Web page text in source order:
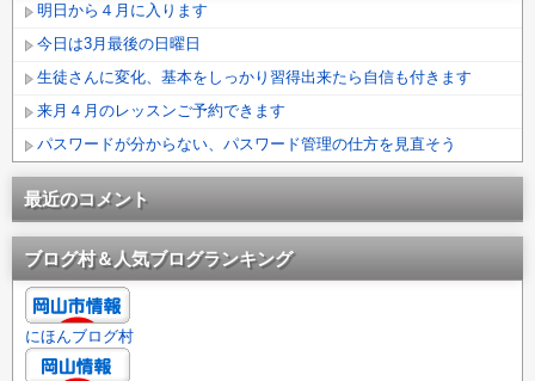
明日から４月に入ります
今日は3月最後の日曜日
生徒さんに変化、基本をしっかり習得出来たら自信も付きます
来月４月のレッスンご予約できます
パスワードが分からない、パスワード管理の仕方を見直そう
最近のコメント
ブログ村＆人気ブログランキング
にほんブログ村